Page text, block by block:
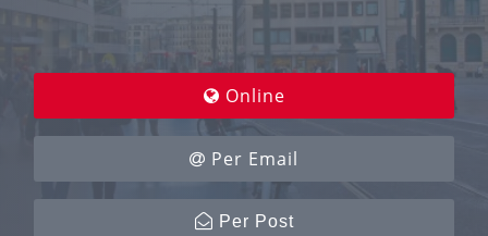
Online
Per Email
Per Post